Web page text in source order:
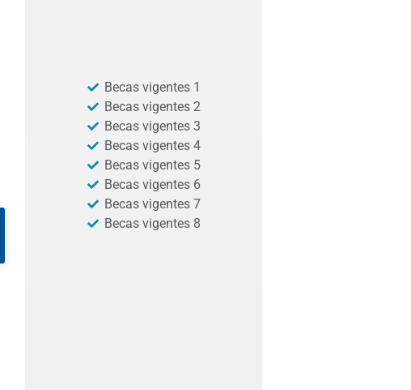
Becas vigentes 1
Becas vigentes 2
Becas vigentes 3
Becas vigentes 4
Becas vigentes 5
Becas vigentes 6
Becas vigentes 7
Becas vigentes 8